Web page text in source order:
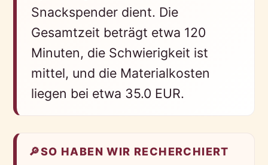
Snackspender dient. Die
Gesamtzeit beträgt etwa 120
Minuten, die Schwierigkeit ist
mittel, und die Materialkosten
liegen bei etwa 35.0 EUR.
🔎SO HABEN WIR RECHERCHIERT